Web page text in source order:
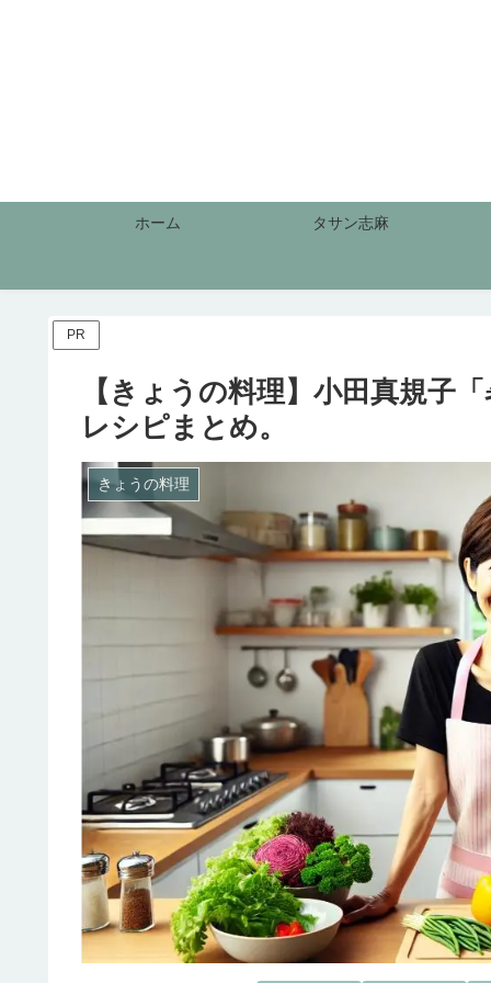
ホーム タサン志麻
PR
【きょうの料理】小田真規子
レシピまとめ。
きょうの料理